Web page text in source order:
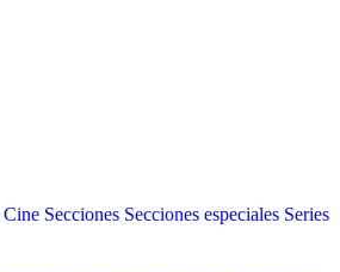
Cine Secciones Secciones especiales Series